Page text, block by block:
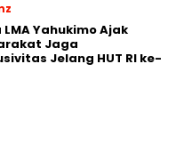
LMA Yahukimo Ajak
Jaga
Jelang HUT RI ke-